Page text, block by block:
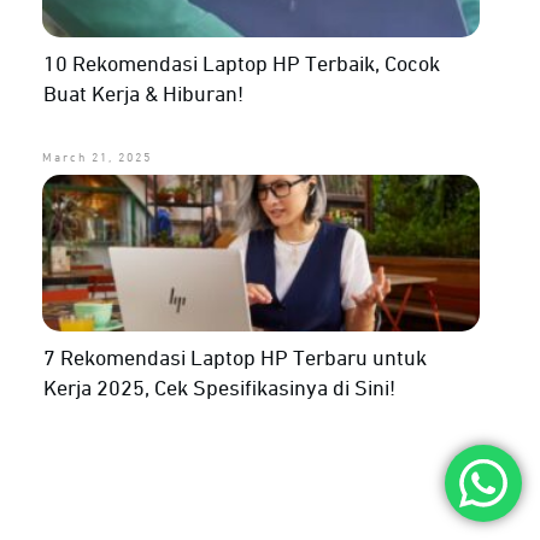
10 Rekomendasi Laptop HP Terbaik, Cocok
Buat Kerja & Hiburan!
March 21, 2025
7 Rekomendasi Laptop HP Terbaru untuk
Kerja 2025, Cek Spesifikasinya di Sini!